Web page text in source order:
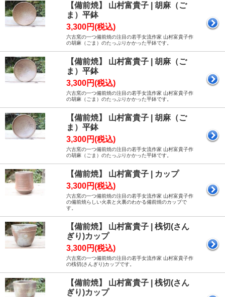
【備前焼】 山村富貴子 | 胡麻（ご
ま）平鉢
3,300円(税込)
六古窯の一つ備前焼の注目の若手女流作家 山村富貴子作
の胡麻（ごま）のたっぷりかかった平鉢です。
【備前焼】 山村富貴子 | 胡麻（ご
ま）平鉢
3,300円(税込)
六古窯の一つ備前焼の注目の若手女流作家 山村富貴子作
の胡麻（ごま）のたっぷりかかった平鉢です。
【備前焼】 山村富貴子 | 胡麻（ご
ま）平鉢
3,300円(税込)
六古窯の一つ備前焼の注目の若手女流作家 山村富貴子作
の胡麻（ごま）のたっぷりかかった平鉢です。
【備前焼】 山村富貴子 | カップ
3,300円(税込)
六古窯の一つ備前焼の注目の若手女流作家 山村富貴子作
の備前焼らしい火表と火裏のわかる備前焼のカップで
す。
【備前焼】 山村富貴子 | 桟切(さん
ぎり)カップ
3,300円(税込)
六古窯の一つ備前焼の注目の若手女流作家 山村富貴子作
の桟切(さんぎり)カップです。
【備前焼】 山村富貴子 | 桟切(さん
ぎり)カップ